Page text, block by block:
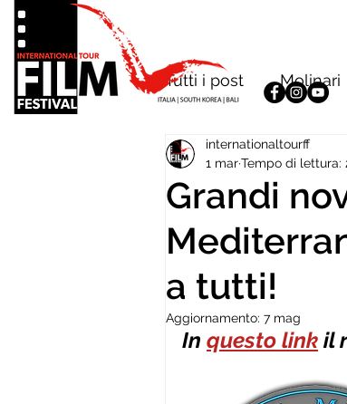
Tutti i post Molinari
Grandi
a tutti!
internationaltourff
1 marTempo di lettura:
Aggiornamento: 7 mag
In questo link il